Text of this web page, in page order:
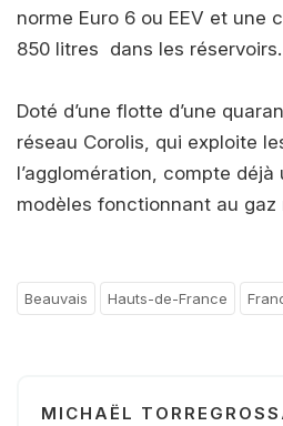
norme Euro 6 ou EEV et une
850 litres dans les réservoirs.
Doté d’une flotte d’une
réseau Corolis, qui exploite
l’agglomération, compte déjà
modèles fonctionnant au gaz
Beauvais Hauts-de-France
MICHAËL